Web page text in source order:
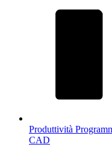
Produttività
CAD